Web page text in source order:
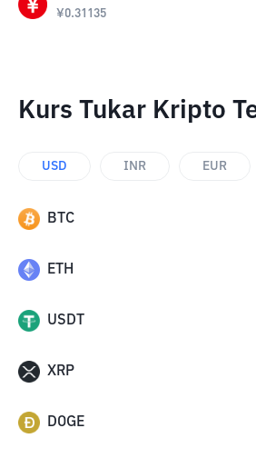
¥0.31135
Kurs Tukar Kripto
USD INR EUR
BTC
ETH
USDT
XRP
DOGE